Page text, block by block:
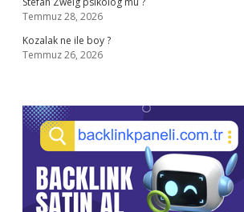
Temmuz 28, 2026
Kozalak ne ile boy ?
Temmuz 26, 2026